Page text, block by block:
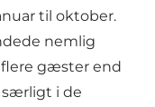
til oktober.
nemlig
flere gæster end
særligt i de